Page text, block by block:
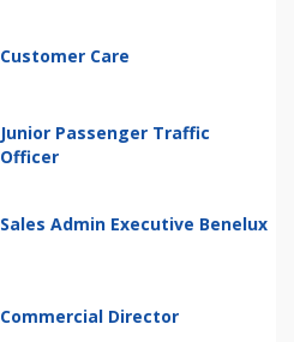
Customer Care
Junior Passenger Traffic
Officer
Sales Admin Executive Benelux
Commercial Director